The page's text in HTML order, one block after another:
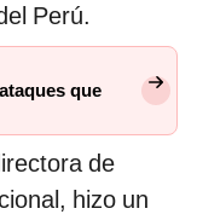
Perú.
que
de
hizo un